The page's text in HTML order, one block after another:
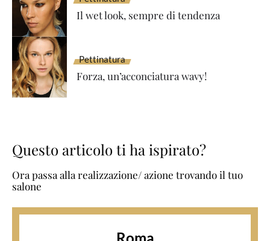
Il wet look, sempre di tendenza
Pettinatura
Forza, un’acconciatura wavy!
Questo articolo ti ha ispirato?
Ora passa alla realizzazione/ azione trovando il tuo
salone